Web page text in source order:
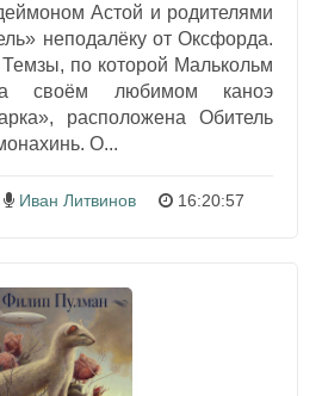
Астой и родителями
неподалёку от Оксфорда.
по которой Малькольм
своём любимом каноэ
расположена Обитель
О...
Иван Литвинов 16:20:57